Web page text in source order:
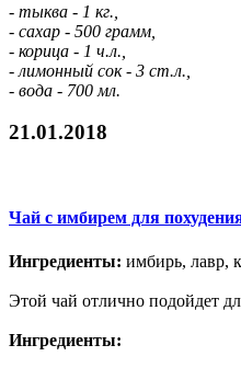
- тыква - 1 кг.,
- сахар - 500 грамм,
- корица - 1 ч.л.,
- лимонный сок - 3 ст.л.,
- вода - 700 мл.
21.01.2018
Чай с имбирем для
Ингредиенты: имбирь, лавр,
Этой чай отлично подойдет
Ингредиенты: